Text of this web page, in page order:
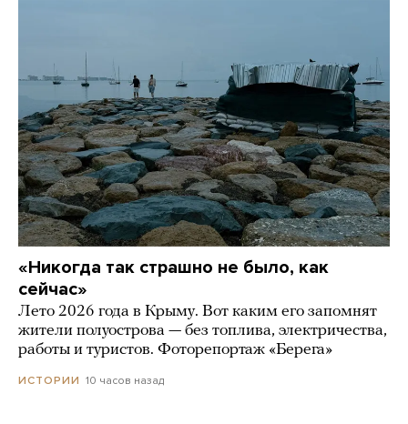
«Никогда так страшно не было, как
сейчас»
Лето 2026 года в Крыму. Вот каким его запомнят
жители полуострова — без топлива, электричества,
работы и туристов. Фоторепортаж «Берега»
ИСТОРИИ 10 часов назад